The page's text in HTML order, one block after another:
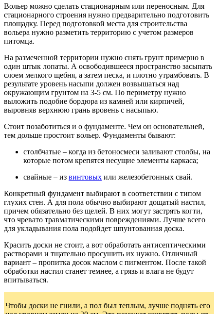
Вольер можно сделать стационарным или переносным. Для
стационарного строения нужно предварительно подготовить
площадку. Перед подготовкой места для строительства
вольера нужно разметить территорию с учетом размеров
питомца.
На размеченной территории нужно снять грунт примерно в
один штык лопаты. А освободившееся пространство засыпать
слоем мелкого щебня, а затем песка, и плотно утрамбовать. В
результате уровень насыпи должен возвышаться над
окружающим грунтом на 3-5 см. По периметру нужно
выложить подобие бордюра из камней или кирпичей,
выровняв верхнюю грань вровень с насыпью.
Стоит позаботиться и о фундаменте. Чем он основательней,
тем дольше простоит вольер. Фундаменты бывают:
столбчатые – когда из бетоносмеси заливают столбы, на
которые потом крепятся несущие элементы каркаса;
свайные – из винтовых или железобетонных свай.
Конкретный фундамент выбирают в соответствии с типом
глухих стен. А для пола обычно выбирают дощатый настил,
причем обязательно без щелей. В них могут застрять когти,
что чревато травматическими повреждениями. Лучше всего
для укладывания пола подойдет шпунтованная доска.
Красить доски не стоит, а вот обработать антисептическими
растворами и тщательно просушить их нужно. Отличный
вариант – пропитка досок маслом с пигментом. После такой
обработки настил станет темнее, а грязь и влага не будут
впитываться.
Чтобы доски не гнили, а пол был теплым, лучше поднять его